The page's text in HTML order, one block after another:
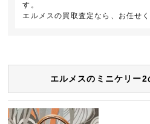
す。
エルメスの買取査定なら、お任せく
エルメスのミニケリー